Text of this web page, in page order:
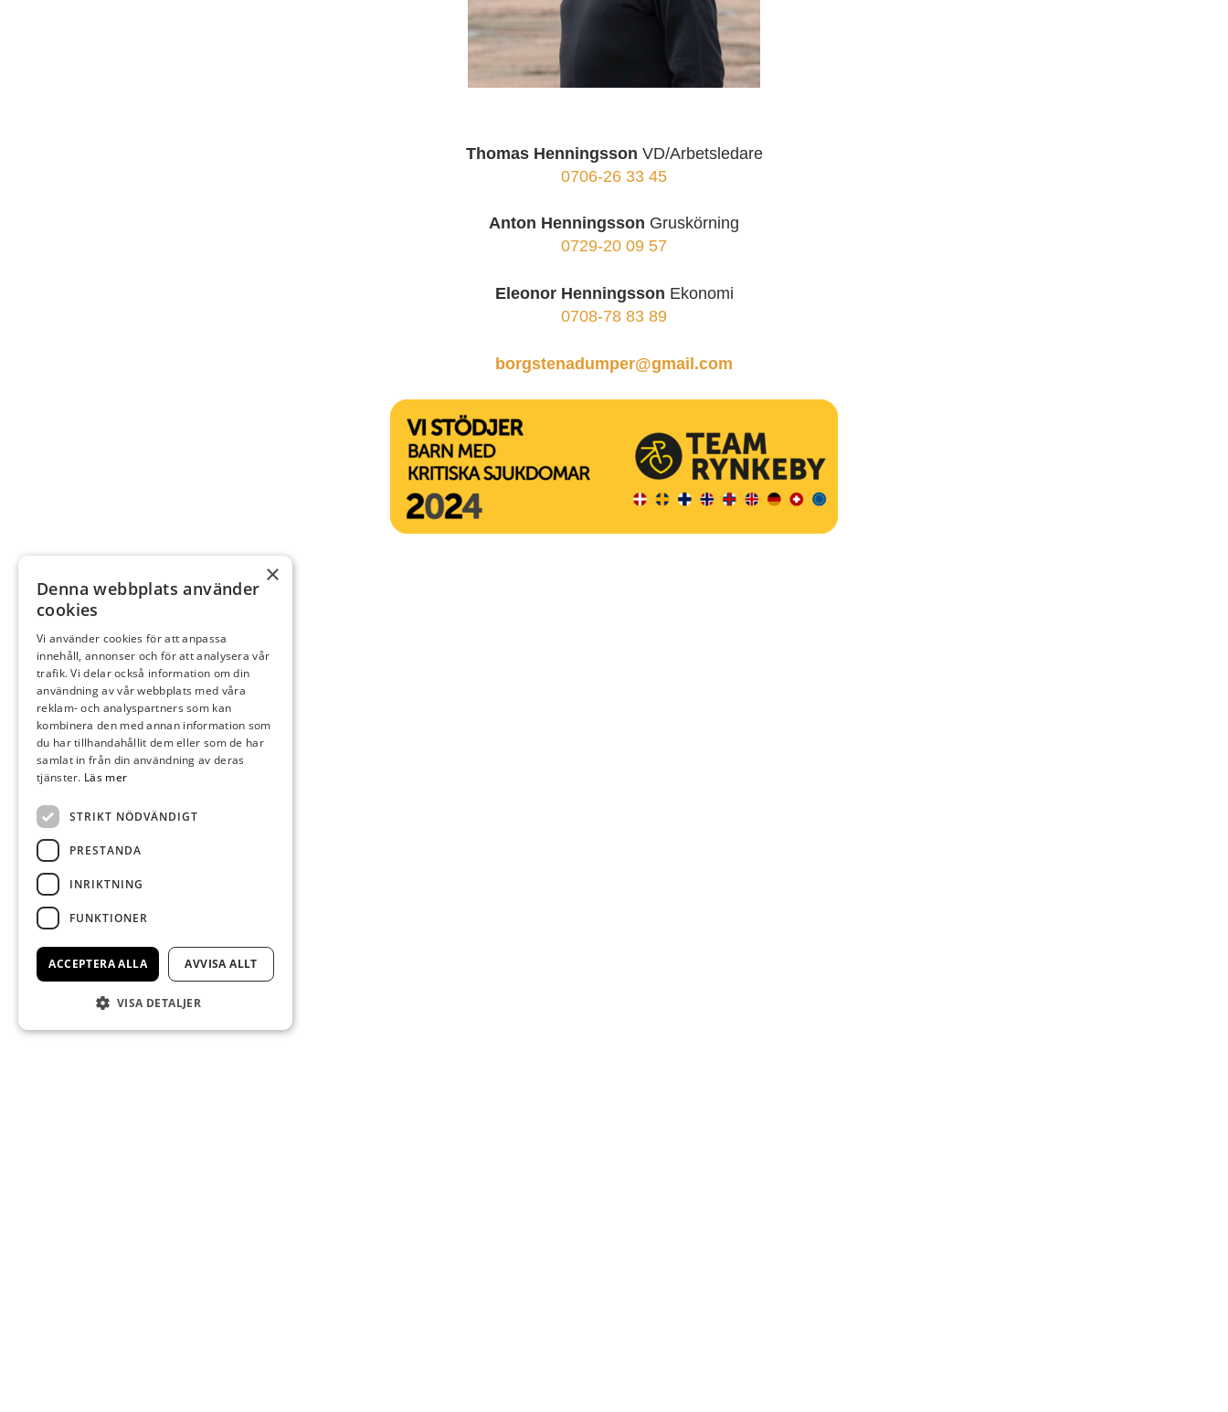
Thomas Henningsson VD/Arbetsledare
0706-26 33 45
Anton Henningsson Gruskörning
0729-20 09 57
Eleonor Henningsson Ekonomi
0708-78 83 89
borgstenadumper@gmail.com
×
Denna webbplats använder
cookies
Vi använder cookies för att anpassa
innehåll, annonser och för att analysera vår
trafik. Vi delar också information om din
användning av vår webbplats med våra
reklam- och analyspartners som kan
kombinera den med annan information som
du har tillhandahållit dem eller som de har
samlat in från din användning av deras
tjänster. Läs mer
STRIKT NÖDVÄNDIGT
PRESTANDA
INRIKTNING
FUNKTIONER
ACCEPTERA ALLA AVVISA ALLT
VISA DETALJER